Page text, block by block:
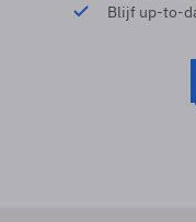
Blijf up-to-